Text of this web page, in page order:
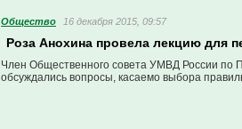
Общество 16 декабря 2015, 09:57
Роза Анохина провела лекцию для
Член Общественного совета УМВД России по
обсуждались вопросы, касаемо выбора